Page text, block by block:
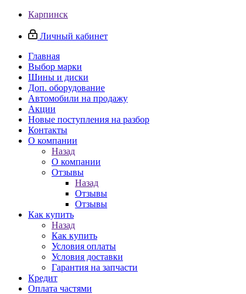
Карпинск
Личный кабинет
Главная
Выбор марки
Шины и диски
Доп. оборудование
Автомобили на продажу
Акции
Новые поступления на разбор
Контакты
О компании
Назад
О компании
Отзывы
Назад
Отзывы
Отзывы
Как купить
Назад
Как купить
Условия оплаты
Условия доставки
Гарантия на запчасти
Кредит
Оплата частями